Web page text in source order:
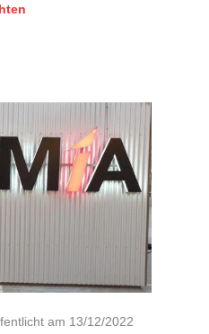
am 13/12/2022